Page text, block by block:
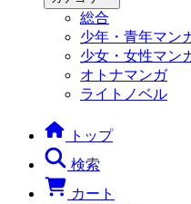
総合
少年・青年マン
少女・女性マン
オトナマンガ
ライトノベル
トップ
検索
カート